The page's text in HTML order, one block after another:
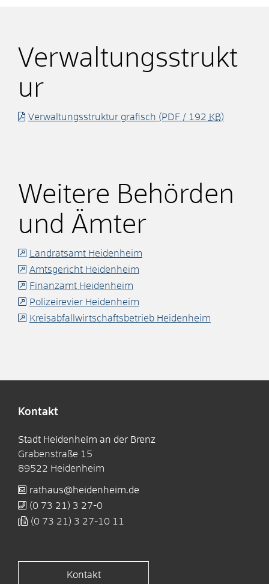
Verwaltungsstrukt
ur
Verwaltungsstruktur grafisch (PDF / 192 KB)
Weitere Behörden
und Ämter
Landratsamt Heidenheim
Amtsgericht Heidenheim
Finanzamt Heidenheim
Polizeirevier Heidenheim
Kreisabfallwirtschaftsbetrieb Heidenheim
Kontakt
Stadt Heidenheim an der Brenz
Grabenstraße 15
89522 Heidenheim
rathaus@heidenheim.de
(0 73 21) 3 27-0
(0 73 21) 3 27-10 11
Kontakt